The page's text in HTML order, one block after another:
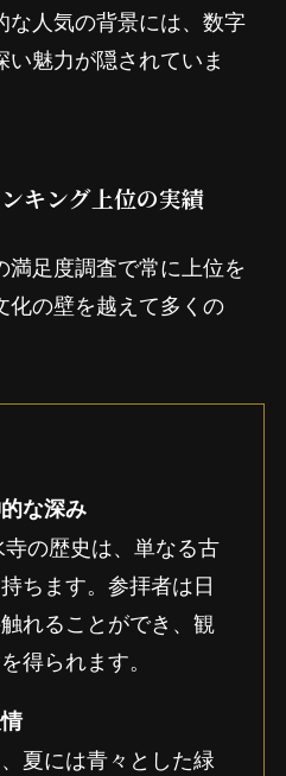
な人気の背景には、数字
魅力が隠されていま
キング上位の実績
足度調査で常に上位を
化の壁を越えて多くの
な深み
の歴史は、単なる古
ちます。参拝者は日
れることができ、観
得られます。
夏には青々とした緑